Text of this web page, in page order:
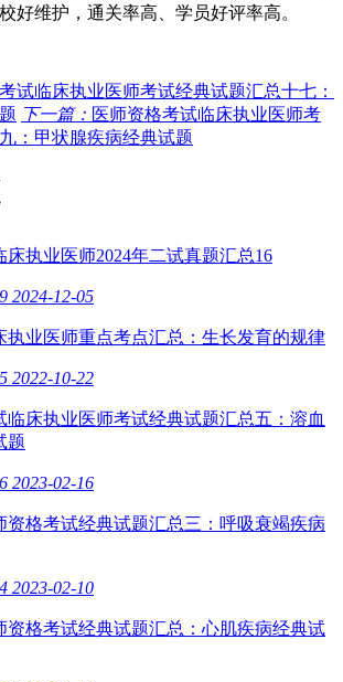
好维护，通关率高、学员好评率高。
试临床执业医师考试经典试题汇总十七：
下一篇： 医师资格考试临床执业医师考
：甲状腺疾病经典试题
床执业医师2024年二试真题汇总16
2024-12-05
执业医师重点考点汇总：生长发育的规律
2022-10-22
临床执业医师考试经典试题汇总五：溶血
题
2023-02-16
资格考试经典试题汇总三：呼吸衰竭疾病
2023-02-10
资格考试经典试题汇总：心肌疾病经典试